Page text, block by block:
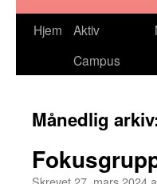
Hjem
Aktiv
Campus
Månedlig